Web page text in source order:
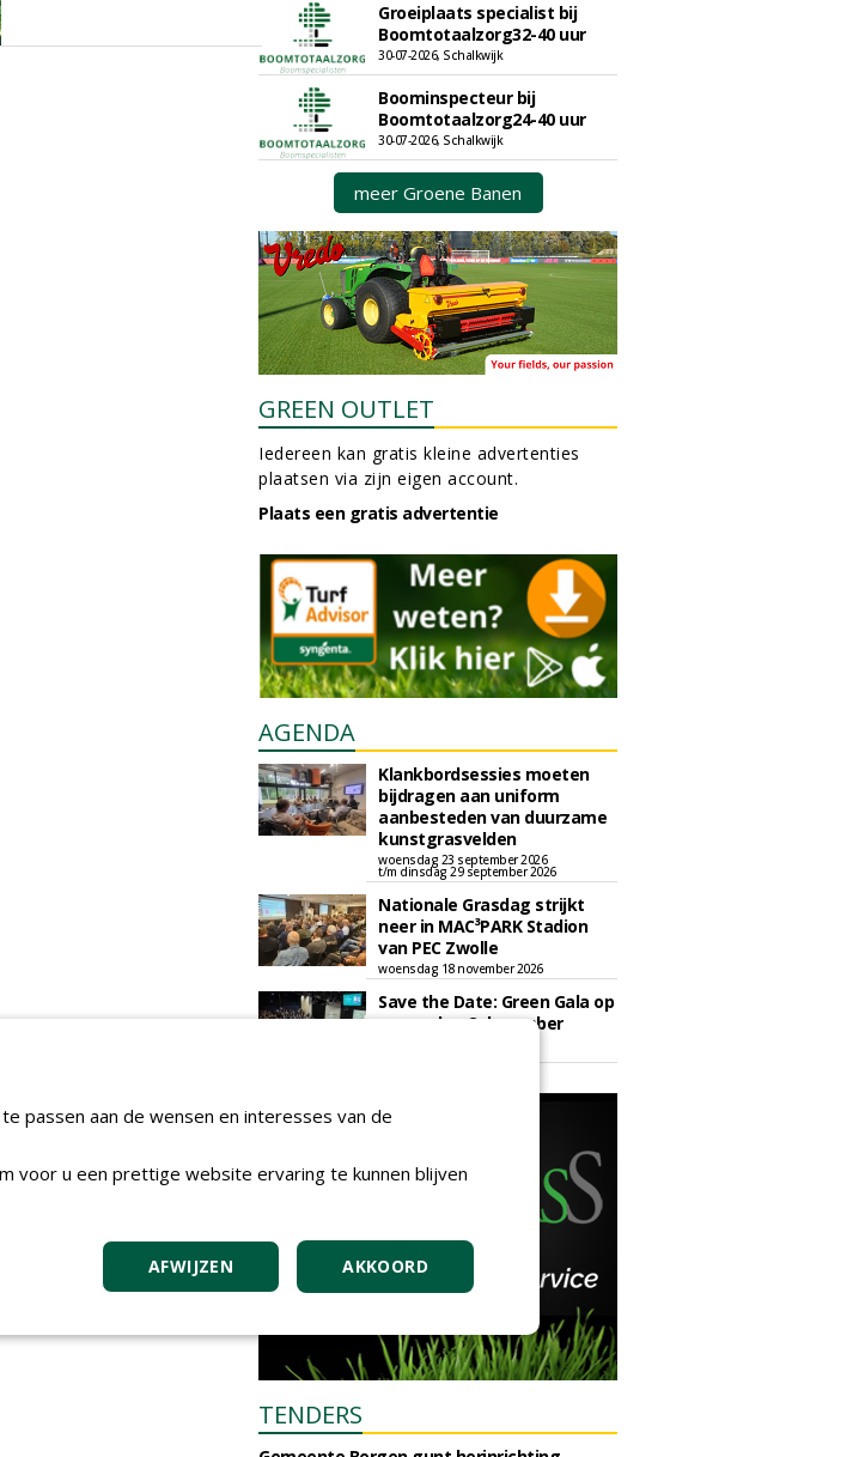
Groeiplaats specialist bij
Boomtotaalzorg32-40 uur
30-07-2026, Schalkwijk
Boominspecteur bij
Boomtotaalzorg24-40 uur
30-07-2026, Schalkwijk
meer Groene Banen
GREEN OUTLET
Iedereen kan gratis kleine advertenties
plaatsen via zijn eigen account.
Plaats een gratis advertentie
AGENDA
Klankbordsessies moeten
bijdragen aan uniform
aanbesteden van duurzame
kunstgrasvelden
woensdag 23 september 2026
t/m dinsdag 29 september 2026
Nationale Grasdag strijkt
neer in MAC³PARK Stadion
van PEC Zwolle
woensdag 18 november 2026
Save the Date: Green Gala op
woensdag 2 december
TENDERS
passen aan de wensen en interesses van de
voor u een prettige website ervaring te kunnen blijven
AKKOORD
AFWIJZEN